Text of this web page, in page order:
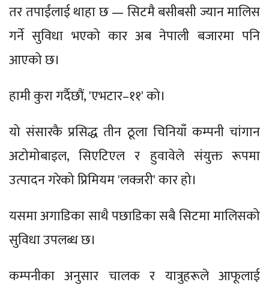
तर तपाईंलाई थाहा छ — सिटमै बसीबसी ज्यान मालिस
गर्ने सुविधा भएको कार अब नेपाली बजारमा पनि
आएको छ।
हामी कुरा गर्दैछौं, 'एभटार–११' को।
यो संसारकै प्रसिद्ध तीन ठूला चिनियाँ कम्पनी चांगान
अटोमोबाइल, सिएटिएल र हुवावेले संयुक्त रूपमा
उत्पादन गरेको प्रिमियम 'लक्जरी' कार हो।
यसमा अगाडिका साथै पछाडिका सबै सिटमा मालिसको
सुविधा उपलब्ध छ।
कम्पनीका अनुसार चालक र यात्रुहरूले आफूलाई